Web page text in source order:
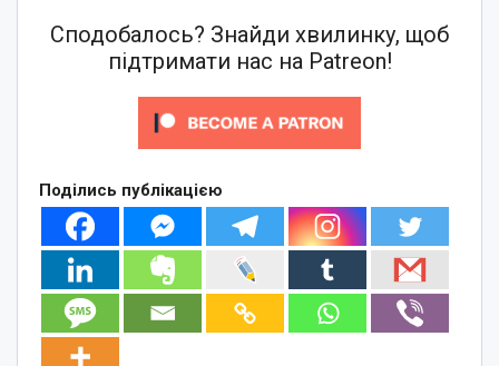
Сподобалось? Знайди хвилинку, щоб
підтримати нас на Patreon!
Поділись публікацією